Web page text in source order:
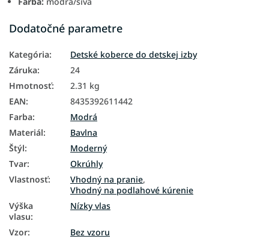
Dodatočné parametre
Kategória:
Detské koberce do detskej izby
Záruka:
24
Hmotnosť:
2.31 kg
EAN:
8435392611442
Farba:
Modrá
Materiál:
Bavlna
Štýl:
Moderný
Tvar:
Okrúhly
Vlastnosť: Vhodný na pranie,
Vhodný na podlahové kúrenie
Výška
vlasu:
Nízky vlas
Vzor: Bez vzoru